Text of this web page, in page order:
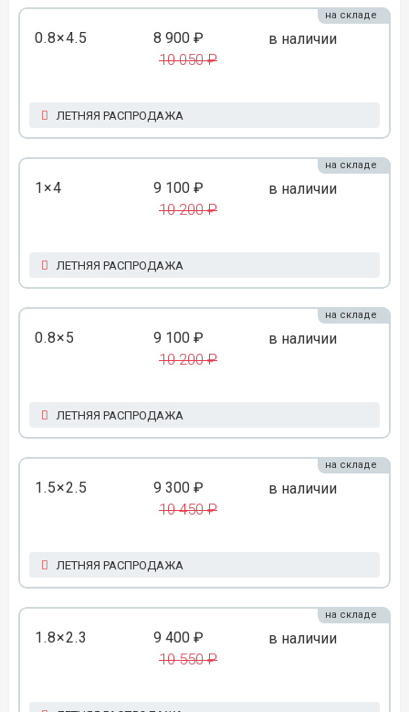
0.8×4.5 8 900 ₽
10 050 ₽
в наличии
на складе
ЛЕТНЯЯ РАСПРОДАЖА
1×4 9 100 ₽
10 200 ₽
в наличии
на складе
ЛЕТНЯЯ РАСПРОДАЖА
0.8×5 9 100 ₽
10 200 ₽
в наличии
на складе
ЛЕТНЯЯ РАСПРОДАЖА
1.5×2.5 9 300 ₽
10 450 ₽
в наличии
на складе
ЛЕТНЯЯ РАСПРОДАЖА
1.8×2.3 9 400 ₽
10 550 ₽
в наличии
на складе